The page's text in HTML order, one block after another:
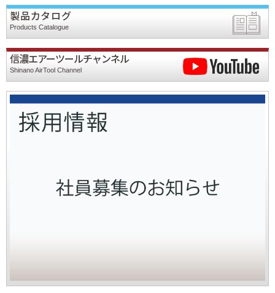
製品カタログ
Products Catalogue
信濃エアーツールチャンネル
Shinano AirTool Channel